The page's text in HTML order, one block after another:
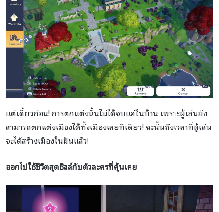
แต่เดี๋ยวก่อน! การตกแต่งนั้นไม่ได้จบแค่ในบ้าน เพราะผู้เล่นยัง
สามารถตกแต่งเมืองได้ทั้งเมืองเลยทีเดียว! ฉะนั้นถึงเวลาที่ผู้เล่น
จะได้สร้างเมืองในฝันแล้ว!
ออกไปใช้ชีวิตสุดชิลล์กับตัวละครที่คุ้นเคย